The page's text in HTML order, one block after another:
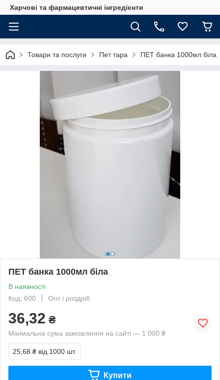
Харчові та фармацевтичні інгредієнти
Товари та послуги Пет тара ПЕТ банка 1000мл біла
ПЕТ банка 1000мл біла
В наявності
Код: 600
Опт і роздріб
36,32 ₴
Мінімальна сума замовлення на сайті — 1 000 ₴
25,68 ₴ від 1000 шт.
Купити